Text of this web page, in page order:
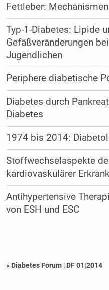
Fettleber:
Typ-1-Diabetes: Lipide
Gefäßveränderungen
Jugendlichen
Periphere diabetische
Diabetes durch
Diabetes
1974 bis 2014:
Stoffwechselaspekte
kardiovaskulärer
Antihypertensive
von ESH und ESC
« Diabetes Forum | DF 01|2014